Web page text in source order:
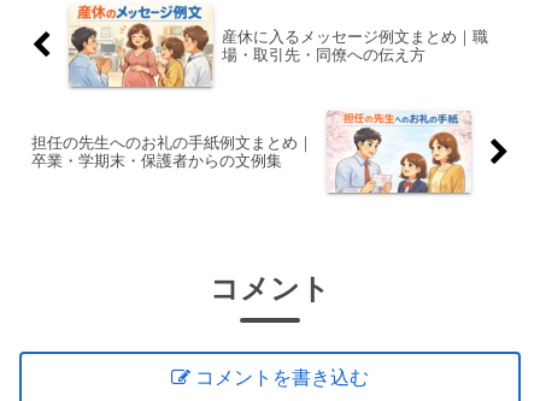
産休に入るメッセージ例文まとめ｜職
場・取引先・同僚への伝え方
担任の先生へのお礼の手紙例文まとめ｜
卒業・学期末・保護者からの文例集
コメント
コメントを書き込む